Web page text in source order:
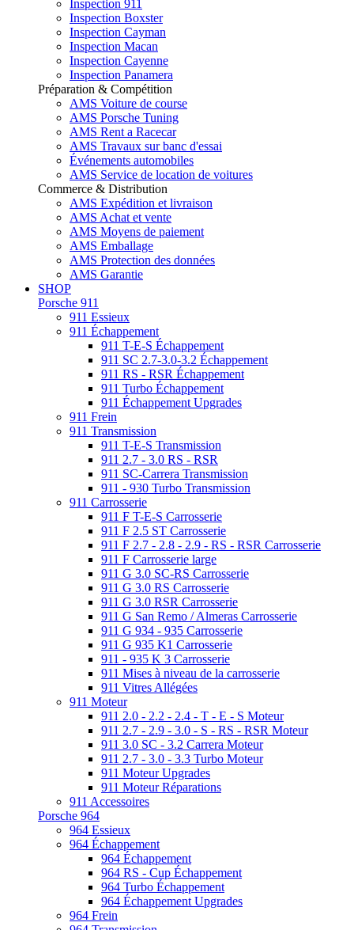
Inspection 911
Inspection Boxster
Inspection Cayman
Inspection Macan
Inspection Cayenne
Inspection Panamera
Préparation & Compétition
AMS Voiture de course
AMS Porsche Tuning
AMS Rent a Racecar
AMS Travaux sur banc d'essai
Événements automobiles
AMS Service de location de voitures
Commerce & Distribution
AMS Expédition et livraison
AMS Achat et vente
AMS Moyens de paiement
AMS Emballage
AMS Protection des données
AMS Garantie
SHOP
Porsche 911
911 Essieux
911 Échappement
911 T-E-S Échappement
911 SC 2.7-3.0-3.2 Échappement
911 RS - RSR Échappement
911 Turbo Échappement
911 Échappement Upgrades
911 Frein
911 Transmission
911 T-E-S Transmission
911 2.7 - 3.0 RS - RSR
911 SC-Carrera Transmission
911 - 930 Turbo Transmission
911 Carrosserie
911 F T-E-S Carrosserie
911 F 2.5 ST Carrosserie
911 F 2.7 - 2.8 - 2.9 - RS - RSR Carrosserie
911 F Carrosserie large
911 G 3.0 SC-RS Carrosserie
911 G 3.0 RS Carrosserie
911 G 3.0 RSR Carrosserie
911 G San Remo / Almeras Carrosserie
911 G 934 - 935 Carrosserie
911 G 935 K1 Carrosserie
911 - 935 K 3 Carrosserie
911 Mises à niveau de la carrosserie
911 Vitres Allégées
911 Moteur
911 2.0 - 2.2 - 2.4 - T - E - S Moteur
911 2.7 - 2.9 - 3.0 - S - RS - RSR Moteur
911 3.0 SC - 3.2 Carrera Moteur
911 2.7 - 3.0 - 3.3 Turbo Moteur
911 Moteur Upgrades
911 Moteur Réparations
911 Accessoires
Porsche 964
964 Essieux
964 Échappement
964 Échappement
964 RS - Cup Échappement
964 Turbo Échappement
964 Échappement Upgrades
964 Frein